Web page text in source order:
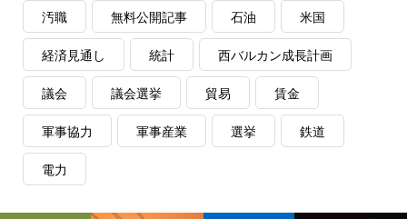
汚職 無料公開記事 石油 米国
経済見通し 統計 西バルカン成長計画
議会 議会選挙 貿易 賃金
軍事協力 軍事産業 選挙 鉄道
電力